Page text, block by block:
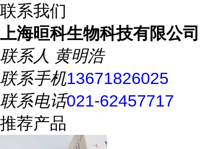
联系我们
上海晅科生物科技有限公司
联系人 黄明浩
联系手机13671826025
联系电话021-62457717
推荐产品